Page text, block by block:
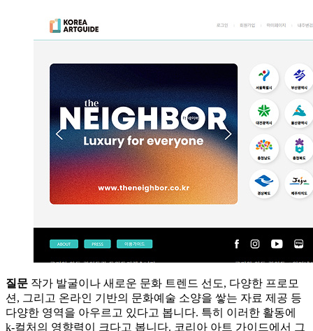
질문 작가 발굴이나 새로운 문화 트렌드 선도, 다양한 프로모
션, 그리고 온라인 기반의 문화예술 소양을 쌓는 자료 제공 등
다양한 영역을 아우르고 있다고 봅니다. 특히 이러한 활동에
k-컬처의 영향력이 크다고 봅니다. 코리아 아트 가이드에서 그